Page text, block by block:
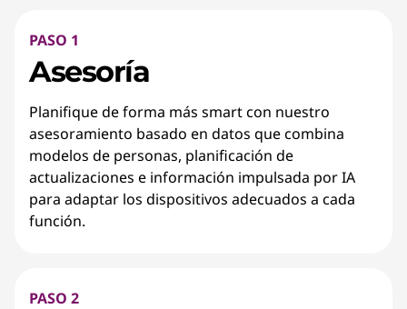
PASO 1
Asesoría
Planifique de forma más smart con nuestro
asesoramiento basado en datos que combina
modelos de personas, planificación de
actualizaciones e información impulsada por IA
para adaptar los dispositivos adecuados a cada
función.
PASO 2